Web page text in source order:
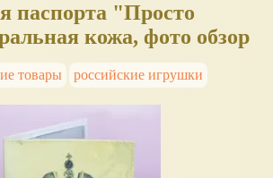
паспорта "Просто
кожа, фото обзор
товары российские игрушки